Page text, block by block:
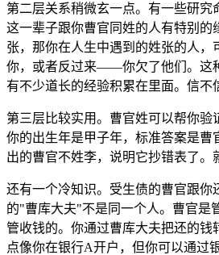
第二层关系稍微玄一点。有一些研究
这一辈子跟你曹官同姓的人有特别的
张，那你在人生中遇到的姓张的人，
你，或者反过来——你欠了他们。这
有不少道长的经验积累在里面。信不
第三层比较实用。曹官姓可以帮你验
你的出生年是甲子年，标准答案是曹
出的曹官不姓李，说明它抄错表了。
还有一个冷知识。受生债的曹官跟你
的"曹库大夫"不是同一个人。曹官是
管收钱的。你通过曹库大夫把还的钱
点像你在银行A开户，但你可以通过